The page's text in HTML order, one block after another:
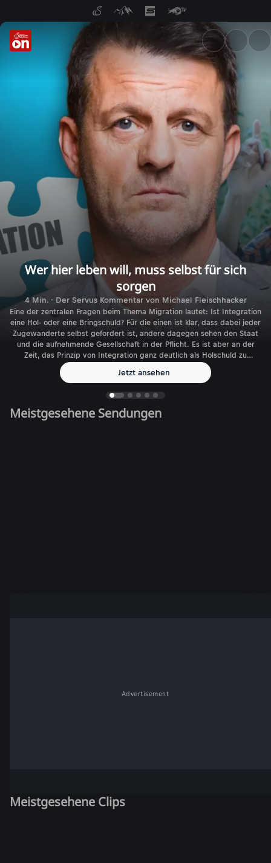
ServusTV On: Livestreams,
Wer hier leben will, muss selbst für sich
sorgen
4 Min. · Der Servus Kommentar von Michael Fleischhacker
Eine der zentralen Fragen beim Thema Migration lautet: Ist Integration
eine Hol- oder eine Bringschuld? Für die einen ist klar, dass dabei jeder
Zugewanderte selbst gefordert ist, andere dagegen sehen den Staat
und die aufnehmende Gesellschaft in der Pflicht. Es ist aber an der
Zeit, das Prinzip von Integration ganz deutlich als Holschuld zu
Jetzt ansehen
Meistgesehene Sendungen
Advertisement
Meistgesehene Clips